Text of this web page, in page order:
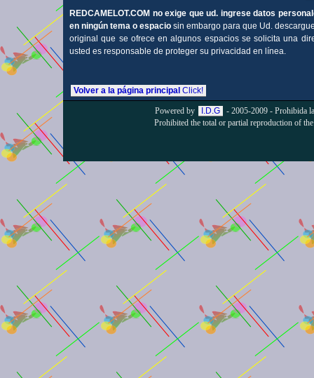
REDCAMELOT.COM no exige que ud. ingrese datos
en ningún tema o espacio sin embargo para que Ud.
original que se ofrece en algunos espacios se solicita una
usted es responsable de proteger su privacidad en línea.
Volver a la página principal Click!
Powered by I.D.G
- 2005-2009 - Prohibida
Prohibited the total or partial reproduction of